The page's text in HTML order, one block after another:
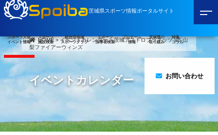
Spoiba茨城県スポーツ情報ポータルサイト
スポーツ大会
イベント情報
スポーツ
施設検索
総合型地域
スポーツクラブ
スポーツ
指導者検索
プロチーム
情報
茨城県の
取り組み
特集・
コラム
お問い合わせ
HOME>イベントカレンダー>茨城アストロプラネッツ VS 山
梨ファイアーウィンズ
イベントカレンダー